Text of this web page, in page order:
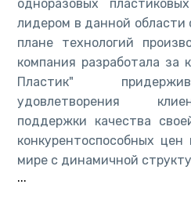
одноразовых
лидером в данной области
плане технологий
компания разработала за
Пластик"
удовлетворения
поддержки качества
конкурентоспособных
мире с динамичной
...